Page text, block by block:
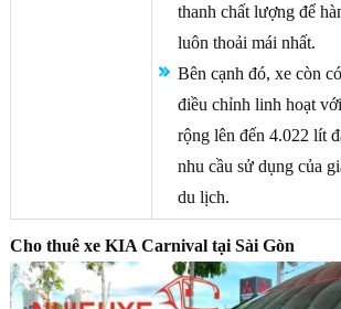
thanh chất lượng để
luôn thoải mái nhất.
Bên cạnh đó, xe còn
điều chỉnh linh hoạt
rộng lên đến 4.022 lít
nhu cầu sử dụng của
du lịch.
Cho thuê xe KIA Carnival tại Sài Gòn